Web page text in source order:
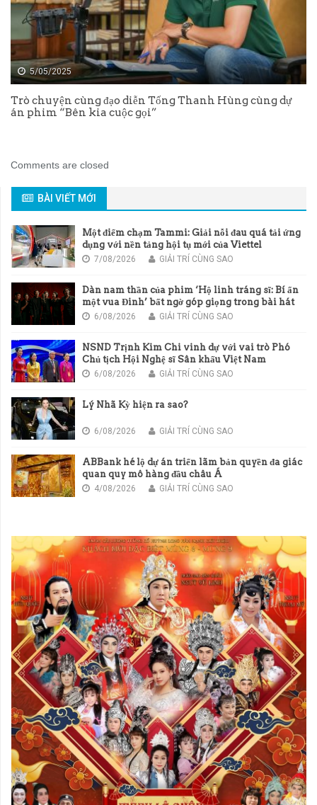
5/05/2025
Trò chuyện cùng đạo diễn Tống Thanh Hùng cùng dự
án phim “Bên kia cuộc gọi”
Comments are closed
BÀI VIẾT MỚI
Một điểm chạm Tammi: Giải nỗi đau quá tải ứng
dụng với nền tảng hội tụ mới của Viettel
7/08/2026 GIẢI TRÍ CÙNG SAO
Dàn nam thần của phim ‘Hộ linh tráng sĩ: Bí ẩn
một vua Đinh’ bất ngờ góp giọng trong bài hát
chủ đề của phim
6/08/2026 GIẢI TRÍ CÙNG SAO
NSND Trịnh Kim Chi vinh dự với vai trò Phó
Chủ tịch Hội Nghệ sĩ Sân khấu Việt Nam
6/08/2026 GIẢI TRÍ CÙNG SAO
Lý Nhã Kỳ hiện ra sao?
6/08/2026 GIẢI TRÍ CÙNG SAO
ABBank hé lộ dự án triển lãm bản quyền đa giác
quan quy mô hàng đầu châu Á
4/08/2026 GIẢI TRÍ CÙNG SAO